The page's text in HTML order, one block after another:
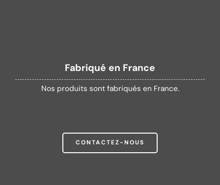
Fabriqué en France
Nos produits sont fabriqués en France.
CONTACTEZ-NOUS